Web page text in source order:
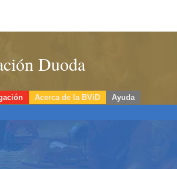
Duoda
Acerca de la BViD Ayuda